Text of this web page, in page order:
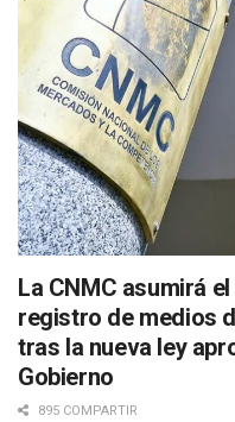
La CNMC asumirá
registro de medios
tras la nueva ley
Gobierno
895 COMPARTIR